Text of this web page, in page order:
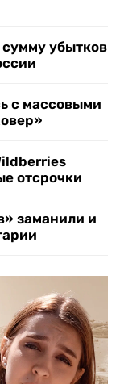
убытков
с массовыми
отсрочки
заманили и